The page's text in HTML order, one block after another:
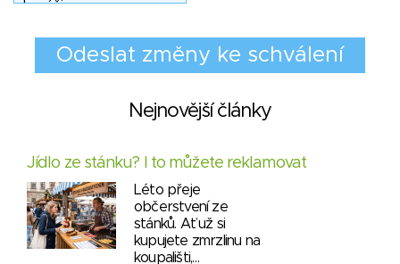
Nejnovější články
Jídlo ze stánku? I to můžete reklamovat
Léto přeje
občerstvení ze
stánků. Ať už si
kupujete zmrzlinu na
koupališti,…